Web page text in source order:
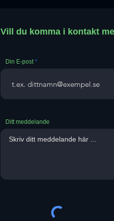
Vill du komma i kontakt
Din E-post
Ditt meddelande